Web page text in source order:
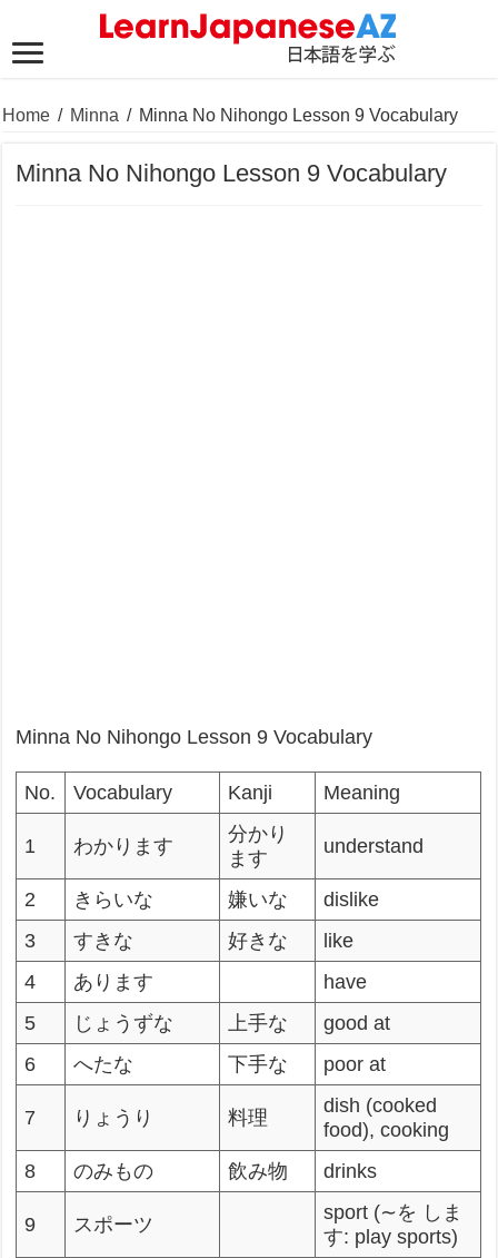
Home / Minna / Minna No Nihongo Lesson 9 Vocabulary
Minna No Nihongo Lesson 9 Vocabulary
Minna No Nihongo Lesson 9 Vocabulary
No. Vocabulary Kanji Meaning
1 わかります
分かり
ます
understand
2 きらいな 嫌いな
dislike
3
すきな 好きな
like
4
あります
have
5
じょうずな 上手な
good at
6
へたな 下手な poor at
7 りょうり 料理
dish (cooked
food), cooking
8
のみもの 飲み物 drinks
9 スポーツ
sport (∼を しま
す: play sports)